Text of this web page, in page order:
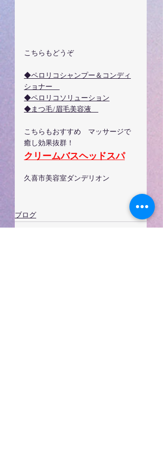
こちらもどうぞ
◆ペロリコシャンプー＆コンディ
ショナー
◆ペロリコソリューション
◆まつ毛/眉毛美容液
こちらもおすすめ　マッサージで
癒し効果抜群！
クリームバスヘッドスパ
久喜市美容室ダンデリオン
ブログ